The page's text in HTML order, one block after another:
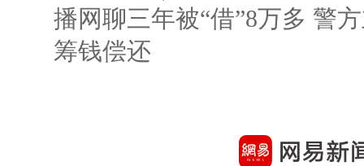
播网聊三年被“借”8万多 警
筹钱偿还